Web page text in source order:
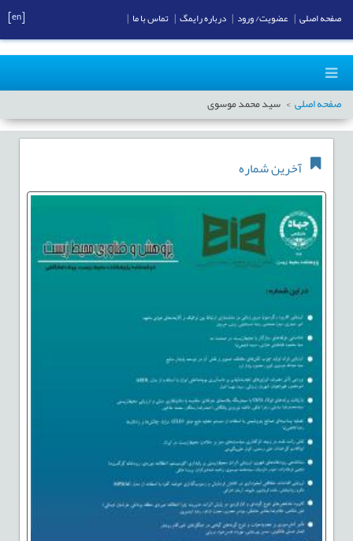
صفحه اصلی سید محمد موسوی
آخرین شماره
صفحه اصلی عضویت/ ورود درباره رایمگ تماس با ما